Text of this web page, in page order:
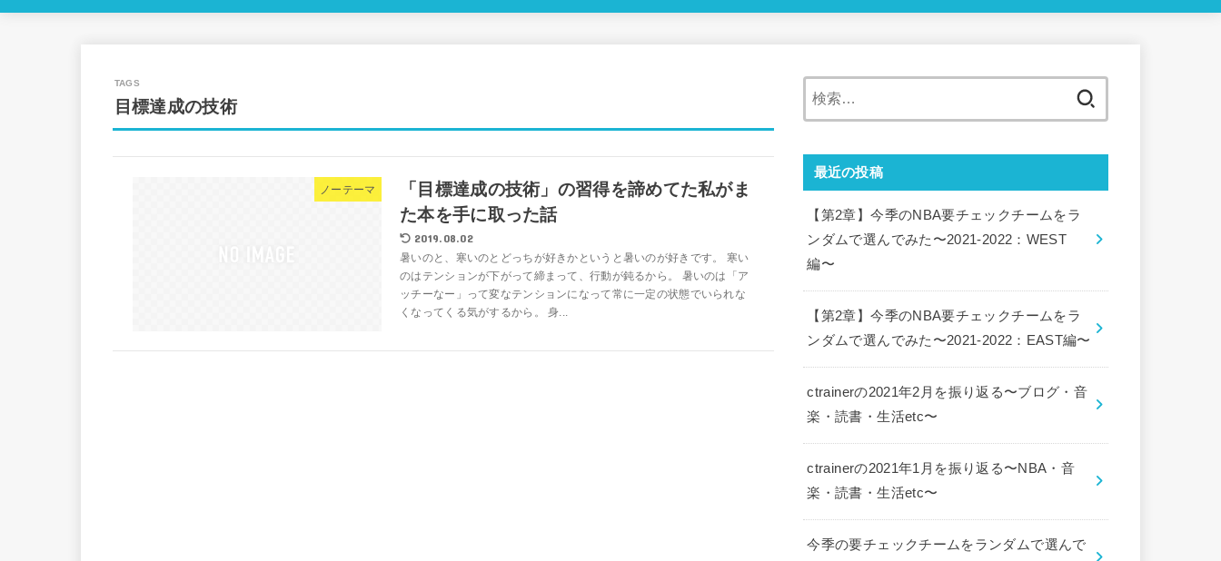
目標達成の技術
ノーテーマ
「目標達成の技術」の習得を諦めてた私がま
た本を手に取った話
2019.08.02
暑いのと、寒いのとどっちが好きかというと暑いのが好きです。 寒い
のはテンションが下がって締まって、行動が鈍るから。 暑いのは「ア
ッチーなー」って変なテンションになって常に一定の状態でいられな
くなってくる気がするから。 身...
最近の投稿
【第2章】今季のNBA要チェックチームをラ
ンダムで選んでみた〜2021-2022：WEST
編〜
【第2章】今季のNBA要チェックチームをラ
ンダムで選んでみた〜2021-2022：EAST編〜
ctrainerの2021年2月を振り返る〜ブログ・音
楽・読書・生活etc〜
ctrainerの2021年1月を振り返る〜NBA・音
楽・読書・生活etc〜
今季の要チェックチームをランダムで選んで